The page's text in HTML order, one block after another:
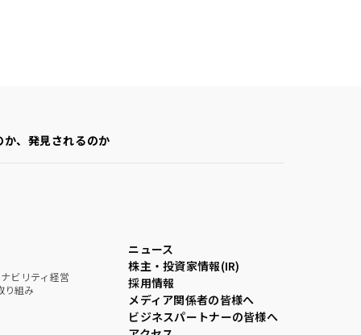
、発見されるのか
ビリティ経営
り組み
ニュース
株主・投資家情報(IR)
採用情報
メディア関係者の皆様へ
ビジネスパートナーの皆様へ